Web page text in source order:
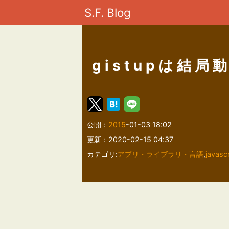
S.F. Blog
gistupは結局動
公開： 2015-01-03 18:02
更新：2020-02-15 04:37
カテゴリ:アプリ・ライブラリ・言語,